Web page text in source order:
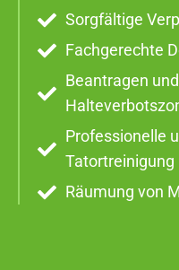
Sorgfältige
Fachgerechte
Beantragen
Professionelle
Tatortreinigung
Räumung von